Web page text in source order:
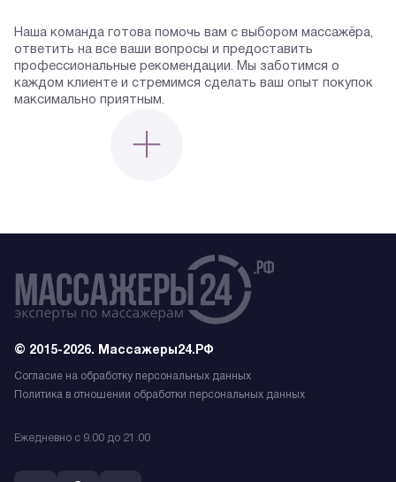
Наша команда готова помочь вам с выбором массажёра,
ответить на все ваши вопросы и предоставить
профессиональные рекомендации. Мы заботимся о
каждом клиенте и стремимся сделать ваш опыт покупок
максимально приятным.
© 2015-2026. Массажеры24.РФ
Согласие на обработку персональных данных
Политика в отношении обработки персональных данных
Ежедневно с 9.00 до 21.00